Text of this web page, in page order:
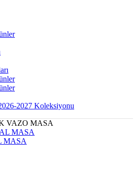
2027 Koleksiyonu
VAZO MASA
MASA